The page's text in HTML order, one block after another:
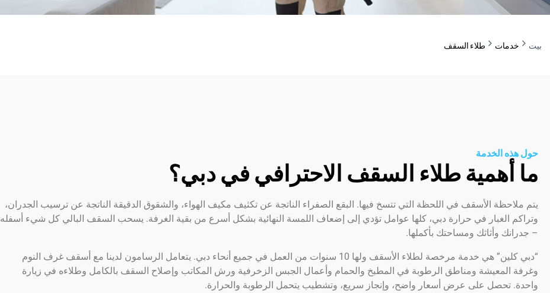
بيت خدمات طلاء السقف
حول هذه الخدمة
ما أهمية طلاء السقف الاحترافي في دبي؟
يتم ملاحظة الأسقف في اللحظة التي تتسخ فيها. البقع الصفراء الناتجة عن تكثيف مكيف الهواء، والشقوق الدقيقة الناتجة عن ترسيب الجدران،
وتراكم الغبار في حرارة دبي، كلها عوامل تؤدي إلى إضعاف اللمسة النهائية بشكل أسرع من بقية الغرفة. يسحب السقف البالي كل شيء أسفله
– جدرانك وأثاثك ومساحتك بأكملها.
“دبي كلين” هي خدمة مرخصة لطلاء الأسقف ولها 10 سنوات من العمل في جميع أنحاء دبي. يتعامل الرسامون لدينا مع أسقف غرف النوم
وغرفة المعيشة ومناطق الرطوبة في المطبخ والحمام وأعمال الجبس الزخرفية ورش المكاتب وإصلاح السقف بالكامل وطلاءه في زيارة
واحدة. تحصل على عرض أسعار واضح، وإنجاز سريع، وتشطيب يتحمل الرطوبة والحرارة.